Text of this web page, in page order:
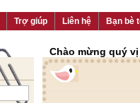
Trợ giúp Liên hệ Bạn bè
Chào mừng quý